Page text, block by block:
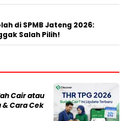
di SPMB Jateng 2026:
Salah Pilih!
Cair atau
& Cara Cek